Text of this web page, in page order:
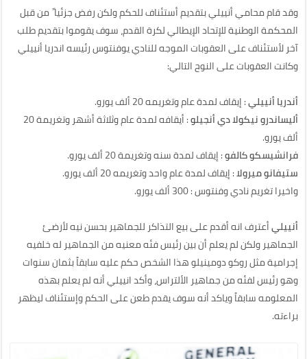
وقد قام محامي أنييلي بتقديم أستئناف للحكم ولكن رفض جزئيا ً من قبل
المحكمة الوطنية للإتحاد الإيطالي لكرة القدم، سوف يقوموا بتقديم طلب
آخر لأستئناف على العقوبات الموجه للنادي يوفنتوس رئيسه اندريا أنييلي
وكانت العقوبات على النوح التالي:
أندريا أنييلي: إيقاف لمدة عام وتغريمه 20 ألف يورو.
أليساندرو نيكولا دي أنجيلو
: أيقافه لمدة عام وثلاثة أشهر وتغريمة 20
ألف يورو.
فرانشيسكو كالفو: إيقاف لمدة سنه وتغريمة 20 ألف يورو.
ستيفانو ميرولا: إيقاف لمدة عام واحد وتغريمه 20 ألف يورو.
واخيرا تغريم نادي وفنتوس : 300 ألف يورو.
أنييليأعترف انه أقدم على بيع التذاكر للجماهير بحسن نيه لأرضئ
الجماهير ولكن لم يعلم أن بين رئيس فئه معنيه من الجماهير له خلفيه
إجرامية مثل روكو دومينيلو هذا الشخص حكم عليه سابقاً بثمان سنوات
وهو رئيس لفئه من جماهير الألتراس، وأكد انييلي أنه لم يعلم بهذه
المعلومه سابقاً وياكد أنه سوف يقدم طعن على الحكم وإستئناف ليظهر
براءته.